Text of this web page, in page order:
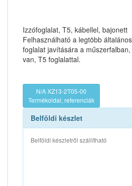
Izzófoglalat, T5, kábellel, bajonett
Felhasználható a legtöbb
foglalat javítására a
van, T5 foglalattal.
N/A XZ13-2T05-00
Termékoldal, referenciák
Belföldi készlet
Belföldi készletről szállítható